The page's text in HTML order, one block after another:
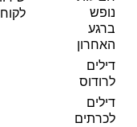
נופש
ברגע
האחרון
דילים
לרודוס
דילים
לכרתים